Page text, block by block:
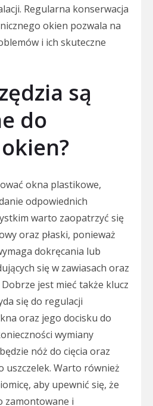
Regularna konserwacja
okien pozwala na
i ich skuteczne
są
do
okna plastikowe,
odpowiednich
warto zaopatrzyć się
oraz płaski, ponieważ
dokręcania lub
się w zawiasach oraz
jest mieć także klucz
się do regulacji
oraz jego docisku do
wymiany
nóż do cięcia oraz
uszczelek. Warto również
aby upewnić się, że
zamontowane i